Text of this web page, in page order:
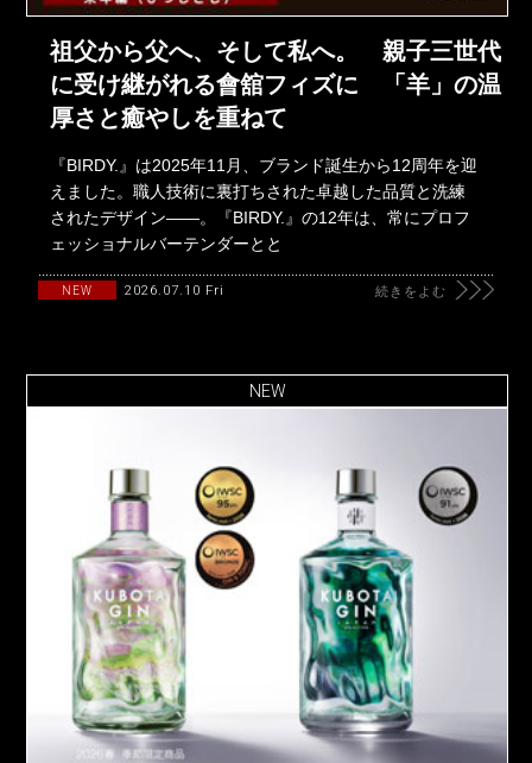
祖父から父へ、そして私へ。 親子三世代
に受け継がれる會舘フィズに 「羊」の温
厚さと癒やしを重ねて
『BIRDY.』は2025年11月、ブランド誕生から12周年を迎
えました。職人技術に裏打ちされた卓越した品質と洗練
されたデザイン――。『BIRDY.』の12年は、常にプロフ
ェッショナルバーテンダーとと
NEW 2026.07.10 Fri 続きをよむ
NEW